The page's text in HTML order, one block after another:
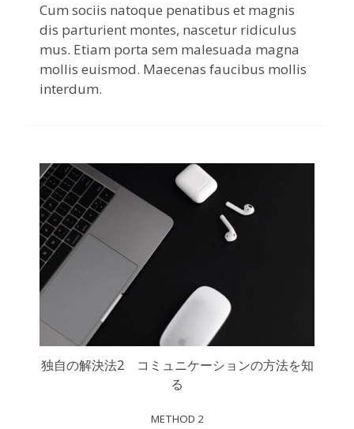
Cum sociis natoque penatibus et magnis
dis parturient montes, nascetur ridiculus
mus. Etiam porta sem malesuada magna
mollis euismod. Maecenas faucibus mollis
interdum.
独自の解決法2 コミュニケーションの方法を知
る
METHOD 2